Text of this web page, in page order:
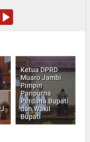
Ketua DPRD
Muaro Jambi
Pimpin
Paripurna
Perdana Bupati
dan Wakil
Bupati